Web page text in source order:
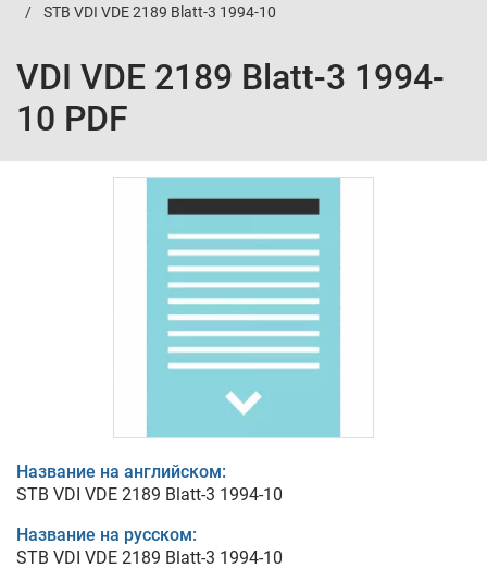
STB VDI VDE 2189 Blatt-3 1994-10
VDI VDE 2189 Blatt-3 1994-
10 PDF
Название на английском:
STB VDI VDE 2189 Blatt-3 1994-10
Название на русском:
STB VDI VDE 2189 Blatt-3 1994-10